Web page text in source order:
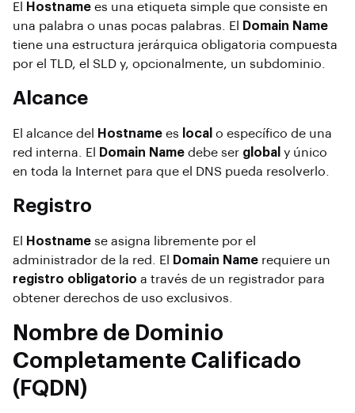
El Hostname es una etiqueta simple que consiste en
una palabra o unas pocas palabras. El
Domain Name
tiene una estructura jerárquica obligatoria compuesta
por el TLD, el SLD y, opcionalmente, un subdominio.
Alcance
El alcance del Hostname es local o específico de una
red interna. El
Domain Name debe ser global y único
en toda la Internet para que el DNS pueda resolverlo.
Registro
El Hostname se asigna libremente por el
administrador de la red. El
Domain Name requiere un
registro obligatorio a través de un registrador para
obtener derechos de uso exclusivos.
Nombre de Dominio
Completamente Calificado
(FQDN)